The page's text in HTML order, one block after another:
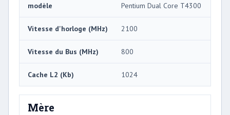
modèle Pentium Dual Core T4300
Vitesse d'horloge (MHz) 2100
Vitesse du Bus (MHz) 800
Cache L2 (Kb) 1024
Mère